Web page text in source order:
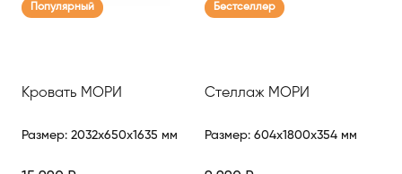
Популярный
Кровать МОРИ
Размер: 2032x650x1635 мм
Бестселлер
Стеллаж МОРИ
Размер: 604x1800x354 мм